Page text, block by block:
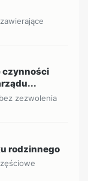
czynności
zezwolenia
rodzinnego